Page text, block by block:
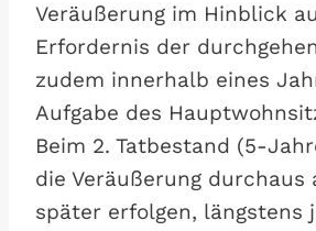
Veräußerung im Hinblick
Erfordernis der
zudem innerhalb eines
Aufgabe des
Beim 2. Tatbestand (5-
die Veräußerung durchaus
später erfolgen, längstens